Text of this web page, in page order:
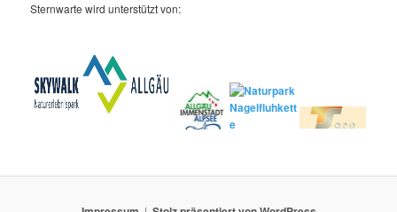
Sternwarte wird unterstützt von: